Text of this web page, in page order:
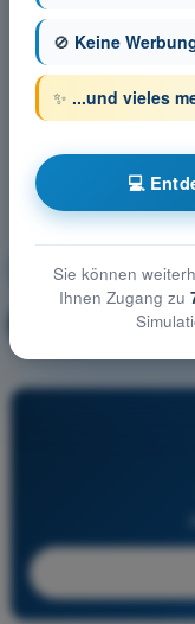
Allgemeine
🔒 PRO
🚫 Keine
✨ ...und vieles
💻
Sie können
Ihnen Zugang zu